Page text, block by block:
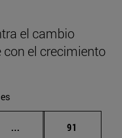
el cambio
el crecimiento
... Páginas intermedias
Página
91